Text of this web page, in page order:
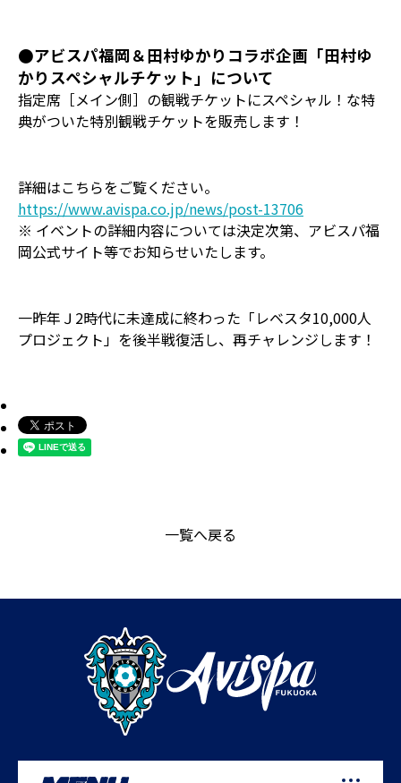
●アビスパ福岡＆田村ゆかりコラボ企画「田村ゆ
かりスペシャルチケット」について
指定席［メイン側］の観戦チケットにスペシャル！な特
典がついた特別観戦チケットを販売します！
詳細はこちらをご覧ください。
https://www.avispa.co.jp/news/post-13706
※ イベントの詳細内容については決定次第、アビスパ福
岡公式サイト等でお知らせいたします。
一昨年Ｊ2時代に未達成に終わった「レベスタ10,000人
プロジェクト」を後半戦復活し、再チャレンジします！
一覧へ戻る